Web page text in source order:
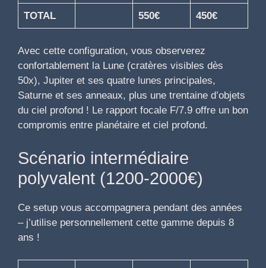
TOTAL 550€ 450€
Avec cette configuration, vous observerez
confortablement la Lune (cratères visibles dès
50x), Jupiter et ses quatre lunes principales,
Saturne et ses anneaux, plus une trentaine d’objets
du ciel profond ! Le rapport focale F/7.9 offre un bon
compromis entre planétaire et ciel profond.
Scénario intermédiaire
polyvalent (1200-2000€)
Ce setup vous accompagnera pendant des années
– j’utilise personnellement cette gamme depuis 8
ans !